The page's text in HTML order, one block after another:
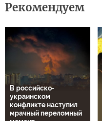
Рекомендуем
В российско-
украинском
конфликте наступил
мрачный переломный